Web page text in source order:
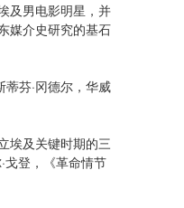
及男电影明星，并
媒介史研究的基石
芬·冈德尔，华威
埃及关键时期的三
登，《革命情节